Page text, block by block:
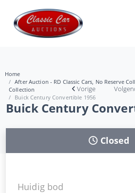
Home
After Auction - RD Classic Cars, No Reserve
Collection
Buick Century Convertible 1956
Vorige
Buick Century
Closed
Huidig bod